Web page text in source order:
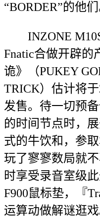
“BORDER”的他们
INZONE M10S
Fnatic合做开辟的
诡》（PUKEY
TRICK）估计将于
发售。待一切预
的时间节点时，
式的牛饮和，参
玩了寥寥数局就
时享受录音室级
F900鼠标垫，『
运算动做解谜逛